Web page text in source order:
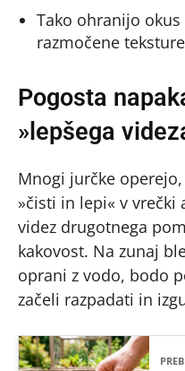
Tako ohranijo
razmočene
Pogosta
»lepšega
Mnogi jurčke
»čisti in lepi« v vrečki
videz drugotnega
kakovost. Na zunaj
oprani z vodo, bodo
začeli razpadati in